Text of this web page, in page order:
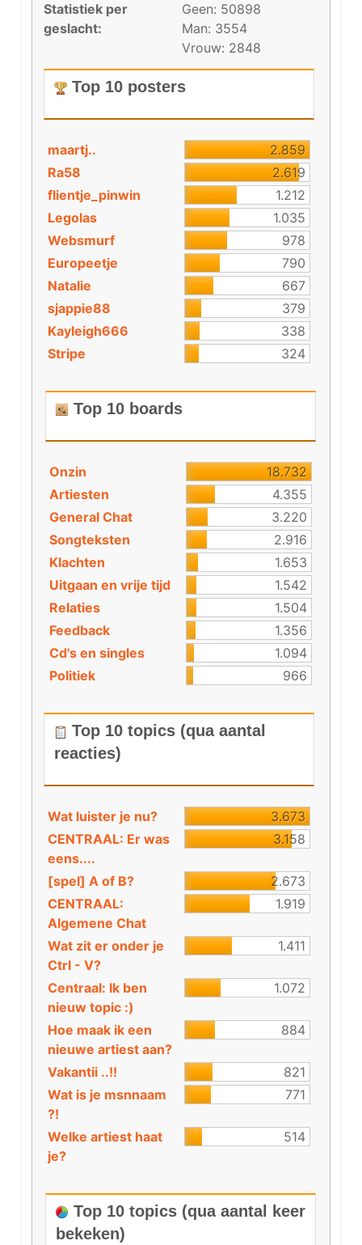
Statistiek per
geslacht:
Geen: 50898
Man: 3554
Vrouw: 2848
Top 10 posters
maartj..
2.859
Ra58
2.619
flientje_pinwin
1.212
Legolas
1.035
Websmurf
978
Europeetje
790
Natalie
667
sjappie88
379
Kayleigh666
338
Stripe
324
Top 10 boards
Onzin
18.732
Artiesten
4.355
General Chat
3.220
Songteksten
2.916
Klachten
1.653
Uitgaan en vrije tijd
1.542
Relaties
1.504
Feedback
1.356
Cd's en singles
1.094
Politiek
966
Top 10 topics (qua aantal
reacties)
Wat luister je nu?
3.673
CENTRAAL: Er was
eens....
3.158
[spel] A of B?
2.673
CENTRAAL:
Algemene Chat
1.919
Wat zit er onder je
Ctrl - V?
1.411
Centraal: Ik ben
nieuw topic :)
1.072
Hoe maak ik een
nieuwe artiest aan?
884
Vakantii ..!!
821
Wat is je msnnaam
?!
771
Welke artiest haat
je?
514
Top 10 topics (qua aantal keer
bekeken)